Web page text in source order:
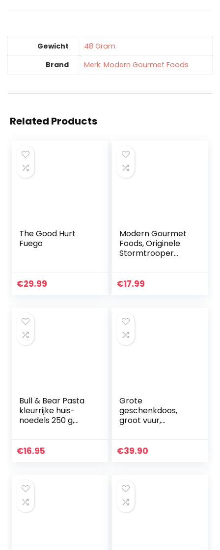
Gewicht
‎48 Gram
Brand
Merk: Modern Gourmet Foods
Related Products
The Good Hurt
Fuego
€29.99
Modern Gourmet
Foods, Originele
Stormtrooper
Set, smaken
€17.99
Bull & Bear Pasta
kleurrijke huis-
noedels 250 g,
set met
€16.95
Grote
geschenkdoos,
groot vuur,
flamberen, met
€39.90